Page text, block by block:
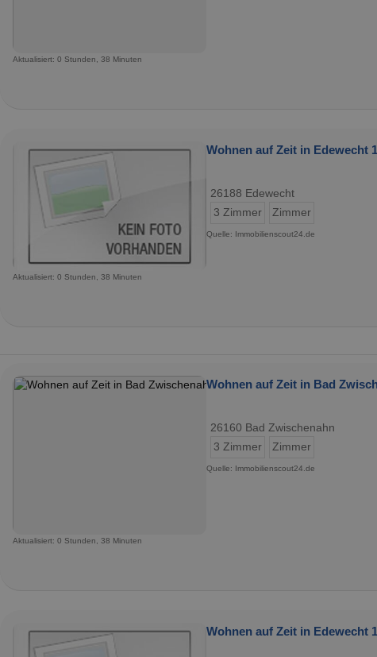
Aktualisiert: 0 Stunden, 38 Minuten
Wohnen auf Zeit in Edewecht
26188 Edewecht
3 Zimmer
Zimmer
Quelle: Immobilienscout24.de
Aktualisiert: 0 Stunden, 38 Minuten
Wohnen auf Zeit in Bad
26160 Bad Zwischenahn
3 Zimmer
Zimmer
Quelle: Immobilienscout24.de
Aktualisiert: 0 Stunden, 38 Minuten
Wohnen auf Zeit in Edewecht